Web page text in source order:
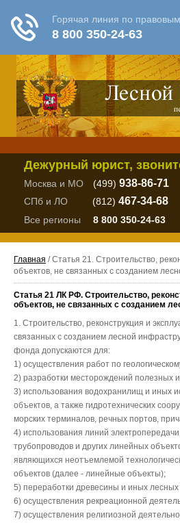
Дежурный юрист,
Москва и МО (499) 938-86-71
СПб и ЛО (812) 467-34-68
Все регионы 8 800 350-24-63
Главная / Статья 21. Строительство,
объектов, не связанных с созданием
Статья 21 ЛК РФ. Строительство,
объектов, не связанных с созданием
1. Строительство, реконструкция и
связанных с созданием лесной
фонда допускаются для:
1) осуществления работ по
2) разработки месторождений полезных
3) использования водохранилищ и иных
объектов, а также гидротехнических
морских терминалов, речных портов,
4) использования линий
трубопроводов и других линейных
являющихся неотъемлемой
объектов (далее - линейные объекты);
5) переработки древесины и иных лесных
6) осуществления рекреационной
7) осуществления религиозной